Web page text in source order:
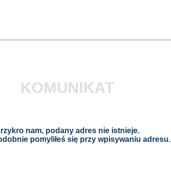
KOMUNIKAT
nam, podany adres nie istnieje.
pomyliłeś się przy wpisywaniu adresu.